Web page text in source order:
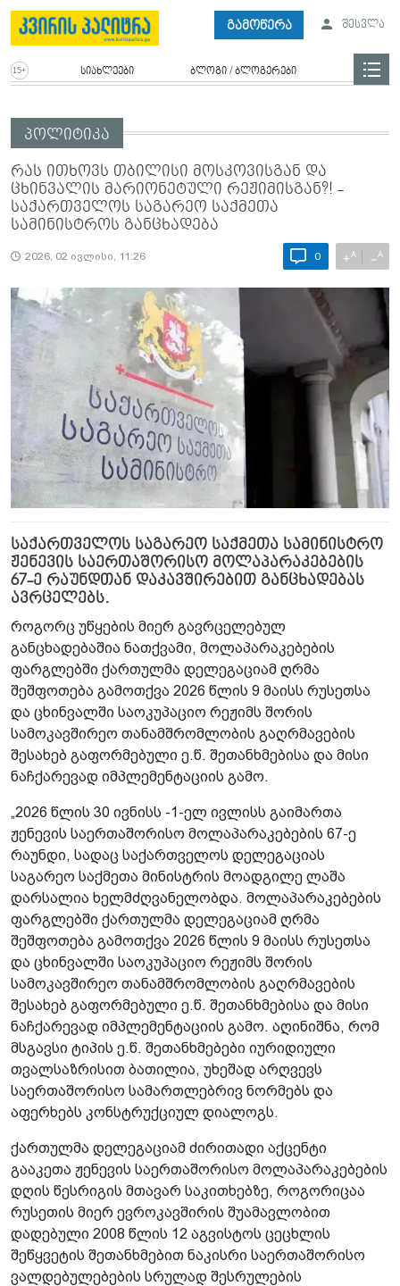
გამოწერა შესვლა
სიახლეები ბლოგი / ბლოგერები
პოლიტიკა
რას ითხოვს თბილისი მოსკოვისგან და
ცხინვალის მარიონეტული რეჟიმისგან?! -
საქართველოს საგარეო საქმეთა
სამინისტროს განცხადება
2026, 02 ივლისი, 11:26 0 +A −A
საქართველოს საგარეო საქმეთა სამინისტრო
ჟენევის საერთაშორისო მოლაპარაკებების
67-ე რაუნდთან დაკავშირებით განცხადებას
ავრცელებს.
როგორც უწყების მიერ გავრცელებულ
განცხადებაშია ნათქვამი, მოლაპარაკებების
ფარგლებში ქართულმა დელეგაციამ ღრმა
შეშფოთება გამოთქვა 2026 წლის 9 მაისს რუსეთსა
და ცხინვალში საოკუპაციო რეჟიმს შორის
სამოკავშირეო თანამშრომლობის გაღრმავების
შესახებ გაფორმებული ე.წ. შეთანხმებისა და მისი
ნაჩქარევად იმპლემენტაციის გამო.
„2026 წლის 30 ივნისს -1-ელ ივლისს გაიმართა
ჟენევის საერთაშორისო მოლაპარაკებების 67-ე
რაუნდი, სადაც საქართველოს დელეგაციას
საგარეო საქმეთა მინისტრის მოადგილე ლაშა
დარსალია ხელმძღვანელობდა. მოლაპარაკებების
ფარგლებში ქართულმა დელეგაციამ ღრმა
შეშფოთება გამოთქვა 2026 წლის 9 მაისს რუსეთსა
და ცხინვალში საოკუპაციო რეჟიმს შორის
სამოკავშირეო თანამშრომლობის გაღრმავების
შესახებ გაფორმებული ე.წ. შეთანხმებისა და მისი
ნაჩქარევად იმპლემენტაციის გამო. აღინიშნა, რომ
მსგავსი ტიპის ე.წ. შეთანხმებები იურიდიული
თვალსაზრისით ბათილია, უხეშად არღვევს
საერთაშორისო სამართლებრივ ნორმებს და
აფერხებს კონსტრუქციულ დიალოგს.
ქართულმა დელეგაციამ ძირითადი აქცენტი
გააკეთა ჟენევის საერთაშორისო მოლაპარაკებების
დღის წესრიგის მთავარ საკითხებზე, როგორიცაა
რუსეთის მიერ ევროკავშირის შუამავლობით
დადებული 2008 წლის 12 აგვისტოს ცეცხლის
შეწყვეტის შეთანხმებით ნაკისრი საერთაშორისო
ვალდებულებების სრულად შესრულების